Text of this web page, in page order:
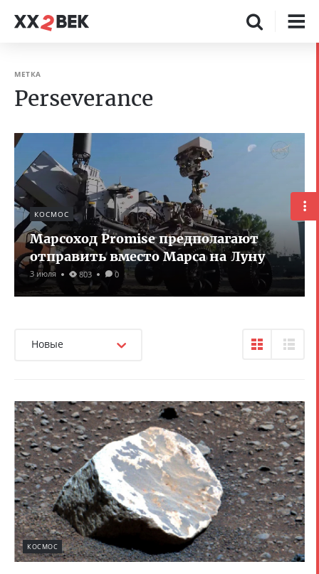
МЕТКА
Perseverance
КОСМОС
Марсоход Promise предполагают
отправить вместо Марса на Луну
3 июля 803 0
Новые
КОСМОС